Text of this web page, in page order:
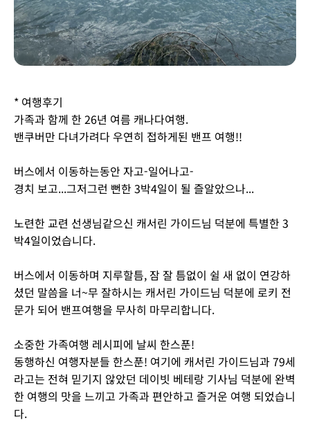
* 여행후기
가족과 함께 한 26년 여름 캐나다여행.
밴쿠버만 다녀가려다 우연히 접하게된 밴프 여행!!
버스에서 이동하는동안 자고-일어나고-
경치 보고...그저그런 뻔한 3박4일이 될 즐알았으나...
노련한 교련 선생님같으신 캐서린 가이드님 덕분에 특별한 3
박4일이었습니다.
버스에서 이동하며 지루할틈, 잠 잘 틈없이 쉴 새 없이 연강하
셨던 말씀을 너~무 잘하시는 캐서린 가이드님 덕분에 로키 전
문가 되어 밴프여행을 무사히 마무리합니다.
소중한 가족여행 레시피에 날씨 한스푼!
동행하신 여행자분들 한스푼! 여기에 캐서린 가이드님과 79세
라고는 전혀 믿기지 않았던 데이빗 베테랑 기사님 덕분에 완벽
한 여행의 맛을 느끼고 가족과 편안하고 즐거운 여행 되었습니
다.